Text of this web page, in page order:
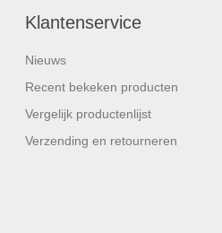
Klantenservice
Nieuws
Recent bekeken producten
Vergelijk productenlijst
Verzending en retourneren